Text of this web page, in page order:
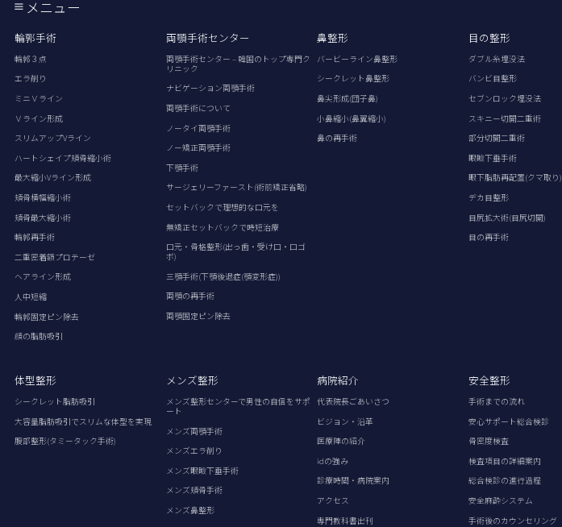
メニュー
輪郭手術
輪郭３点
エラ削り
ミニＶライン
Ｖライン形成
スリムアップVライン
ハートシェイプ頬骨縮小術
最大縮小Vライン形成
頬骨横幅縮小術
頬骨最大縮小術
輪郭再手術
二重密着額プロテーゼ
ヘアライン形成
人中短縮
輪郭固定ピン除去
顔の脂肪吸引
両顎手術センター
両顎手術センター – 韓国のトップ専門ク
リニック
ナビゲーション両顎手術
両顎手術について
ノータイ両顎手術
ノー矯正両顎手術
下顎手術
サージェリーファースト(術前矯正省略)
セットバックで理想的な口元を
無矯正セットバックで時短治療
口元・骨格整形(出っ歯・受け口・口ゴ
ボ)
三顎手術(下顎後退症(顎変形症))
両顎の再手術
両顎固定ピン除去
鼻整形
バービーライン鼻整形
シークレット鼻整形
鼻尖形成(団子鼻)
小鼻縮小(鼻翼縮小)
鼻の再手術
目の整形
ダブル糸埋没法
バンビ目整形
セブンロック埋没法
スキニー切開二重術
部分切開二重術
眼瞼下垂手術
眼下脂肪再配置(クマ取り)
デカ目整形
目尻拡大術(目尻切開)
目の再手術
体型整形
シークレット脂肪吸引
大容量脂肪吸引でスリムな体型を実現
腹部整形(タミータック手術)
メンズ整形
メンズ整形センターで男性の自信をサポ
ート
メンズ両顎手術
メンズエラ削り
メンズ眼瞼下垂手術
メンズ頬骨手術
メンズ鼻整形
病院紹介
代表院長ごあいさつ
ビジョン・沿革
医療陣の紹介
idの強み
診療時間・病院案内
アクセス
専門教科書出刊
安全整形
手術までの流れ
安心サポート総合検診
骨密度検査
検査項目の詳細案内
総合検診の進行過程
安全麻酔システム
手術後のカウンセリング